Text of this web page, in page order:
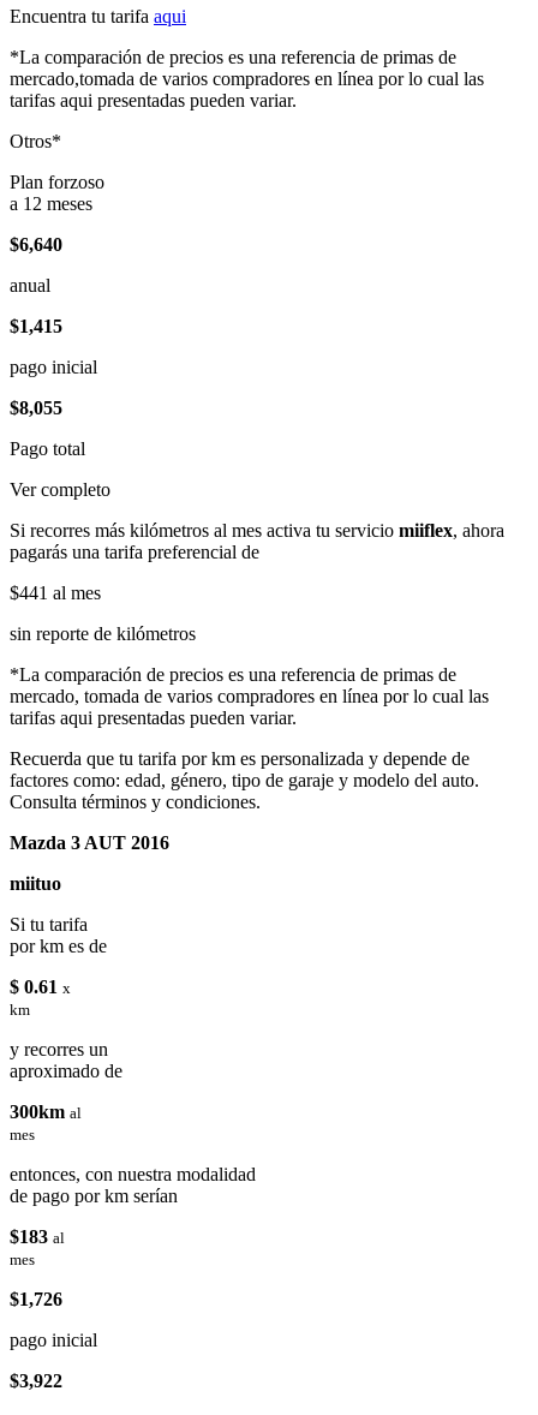
Encuentra tu tarifa aqui
*La comparación de precios es una referencia de primas de
mercado,tomada de varios compradores en línea por lo cual las
tarifas aqui presentadas pueden variar.
Otros*
Plan forzoso
a 12 meses
$6,640
anual
$1,415
pago inicial
$8,055
Pago total
Ver completo
Si recorres más kilómetros al mes activa tu servicio miiflex, ahora
pagarás una tarifa preferencial de
$441 al mes
sin reporte de kilómetros
*La comparación de precios es una referencia de primas de
mercado, tomada de varios compradores en línea por lo cual las
tarifas aqui presentadas pueden variar.
Recuerda que tu tarifa por km es personalizada y depende de
factores como: edad, género, tipo de garaje y modelo del auto.
Consulta términos y condiciones.
Mazda 3 AUT 2016
miituo
Si tu tarifa
por km es de
$ 0.61 x
km
y recorres un
aproximado de
300km al
mes
entonces, con nuestra modalidad
de pago por km serían
$183 al
mes
$1,726
pago inicial
$3,922